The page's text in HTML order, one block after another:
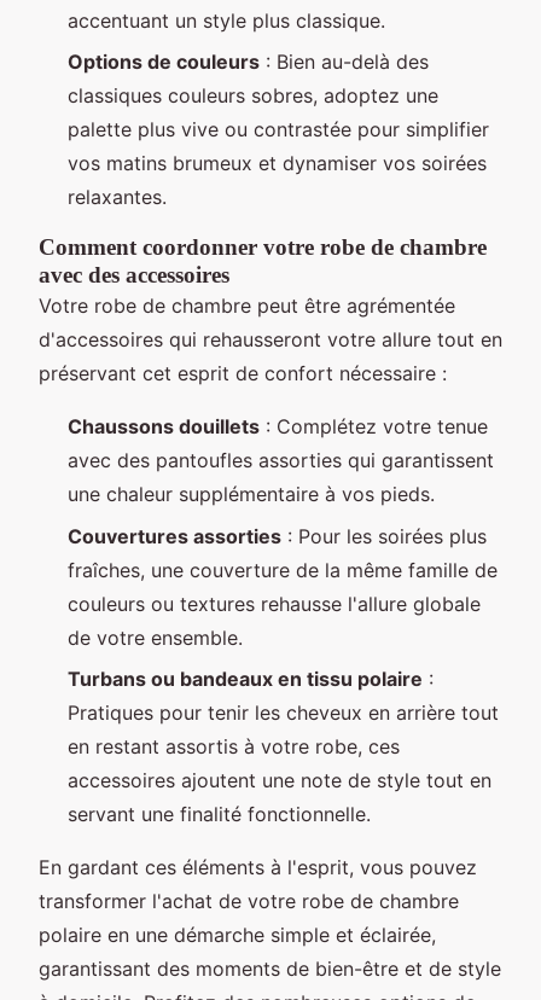
accentuant un style plus classique.
Options de couleurs : Bien au-delà des
classiques couleurs sobres, adoptez une
palette plus vive ou contrastée pour simplifier
vos matins brumeux et dynamiser vos soirées
relaxantes.
Comment coordonner votre robe de chambre
avec des accessoires
Votre robe de chambre peut être agrémentée
d'accessoires qui rehausseront votre allure tout en
préservant cet esprit de confort nécessaire :
Chaussons douillets : Complétez votre tenue
avec des pantoufles assorties qui garantissent
une chaleur supplémentaire à vos pieds.
Couvertures assorties : Pour les soirées plus
fraîches, une couverture de la même famille de
couleurs ou textures rehausse l'allure globale
de votre ensemble.
Turbans ou bandeaux en tissu polaire :
Pratiques pour tenir les cheveux en arrière tout
en restant assortis à votre robe, ces
accessoires ajoutent une note de style tout en
servant une finalité fonctionnelle.
En gardant ces éléments à l'esprit, vous pouvez
transformer l'achat de votre robe de chambre
polaire en une démarche simple et éclairée,
garantissant des moments de bien-être et de style